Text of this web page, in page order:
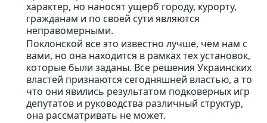
характер, но наносят ущерб городу, курорту,
гражданам и по своей сути являются
неправомерными.
Поклонской все это известно лучше, чем нам с
вами, но она находится в рамках тех установок,
которые были заданы. Все решения Украинских
властей признаются сегодняшней властью, а то
что они явились результатом подковерных игр
депутатов и руководства различный структур,
она рассматривать не может.